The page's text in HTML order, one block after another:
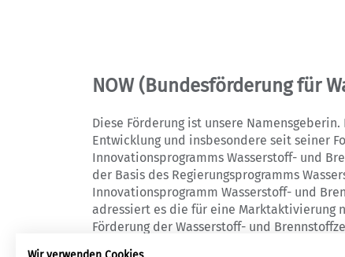
NOW (Bundesförderung für
Diese Förderung ist unsere
Entwicklung und insbesondere seit seiner
Innovationsprogramms Wasserstoff- und
der Basis des Regierungsprogramms
Innovationsprogramm Wasserstoff- und
adressiert es die für eine Marktaktivierung
Förderung der Wasserstoff- und
Energieforschungsprogramms mit jährlich